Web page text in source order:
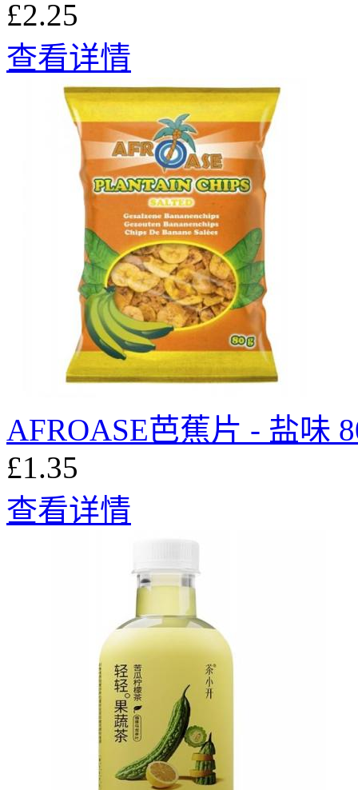
£2.25
查看详情
AFROASE芭蕉片 - 盐味
£1.35
查看详情